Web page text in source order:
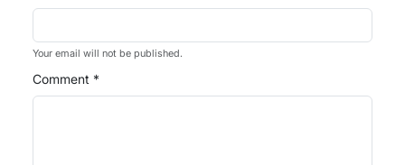
Your email will not be published.
Comment *